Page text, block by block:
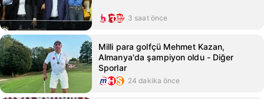
3 saat önce
Milli para golfçü Mehmet Kazan,
Almanya'da şampiyon oldu - Diğer
Sporlar
24 dakika önce